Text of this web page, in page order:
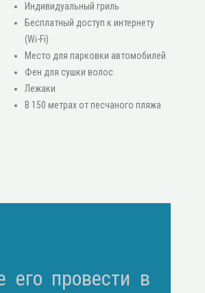
Индивидуальный гриль
Бесплатный доступ к интернету
(Wi-Fi)
Место для парковки автомобилей
Фен для сушки волос
Лежаки
В 150 метрах от песчаного пляжа
его провести в